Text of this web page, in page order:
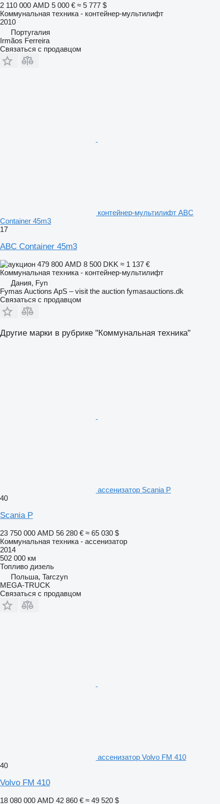
2 110 000 AMD 5 000 € ≈ 5 777 $
Коммунальная техника - контейнер-мультилифт
2010
Португалия
Irmãos Ferreira
Связаться с продавцом
контейнер-мультилифт ABC
Container 45m3
17
ABC Container 45m3
479 800 AMD 8 500 DKK ≈ 1 137 €
Коммунальная техника - контейнер-мультилифт
Дания, Fyn
Fymas Auctions ApS – visit the auction fymasauctions.dk
Связаться с продавцом
Другие марки в рубрике "Коммунальная техника"
ассенизатор Scania P
40
Scania P
23 750 000 AMD 56 280 € ≈ 65 030 $
Коммунальная техника - ассенизатор
2014
502 000 км
Топливо дизель
Польша, Tarczyn
MEGA-TRUCK
Связаться с продавцом
ассенизатор Volvo FM 410
40
Volvo FM 410
18 080 000 AMD 42 860 € ≈ 49 520 $